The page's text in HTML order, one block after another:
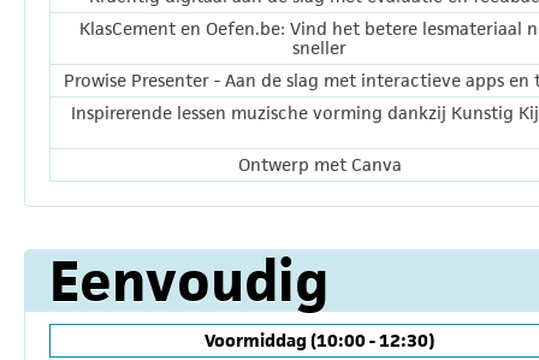
KlasCement en Oefen.be: Vind het betere lesmateriaal
sneller
Prowise Presenter - Aan de slag met interactieve apps en
Inspirerende lessen muzische vorming dankzij Kunstig
Ontwerp met Canva
Eenvoudig
Voormiddag (10:00 - 12:30)